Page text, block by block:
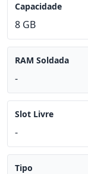
Capacidade
8 GB
RAM Soldada
-
Slot Livre
-
Tipo